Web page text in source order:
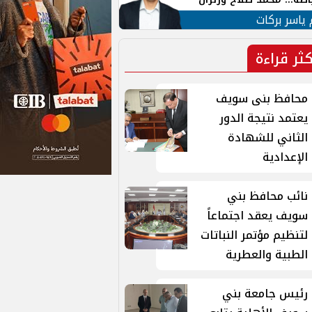
في الشارع التركي
ياسر بركات
قراءة
محافظ بنى سويف
يعتمد نتيجة الدور
الثاني للشهادة
الإعدادية
نائب محافظ بني
سويف يعقد اجتماعاً
لتنظيم مؤتمر النباتات
الطبية والعطرية
رئيس جامعة بني